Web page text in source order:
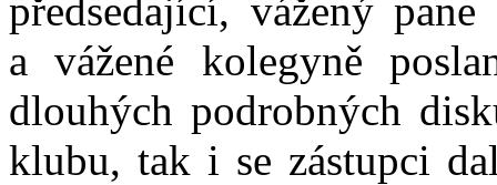
předsedající, vážený
a vážené kolegyně
dlouhých podrobných
klubu, tak i se zástupci